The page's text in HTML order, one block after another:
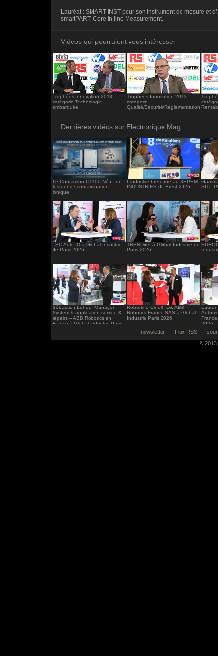
frameborder="0"></iframe>
Lauréat : SMART INST pour son instrument de mesure et
smartPART, Core in line Measurement.
Vidéos qui pourraient vous intéresser
Trophées Innovation 2013
catégorie Technologie
embarquée
Trophées Innovation 2013
catégorie
Qualité/Sécurité/Réglementation
Dernières vidéos sur Electronique Mag
Le Contamino CT100 Néo : un
testeur de contamination
ionique
L’industrie bretonne au SEPEM
INDUSTRIES de Brest 2026
SITL
TSC Auto ID à Global Industrie
de Paris 2026
TRENDnet à Global Industrie de
Paris 2026
Sébastien Lohou, Manager
System & application service &
repairs – ABB Robotics en
France à Global Industrie Paris
Robertino Cinelli, Dir. ABB
Robotics France SAS à Global
Industrie Paris 2026
2026
newsletter Flux RSS
© 2013